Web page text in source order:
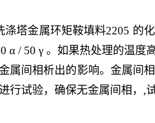
金属环矩鞍填料2205 的化
α / 50 γ 。如果热处理的温度
属间相析出的影响。金属间
行试验，确保无金属间相，,